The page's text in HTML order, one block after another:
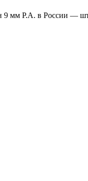
9 мм Р.А. в России —